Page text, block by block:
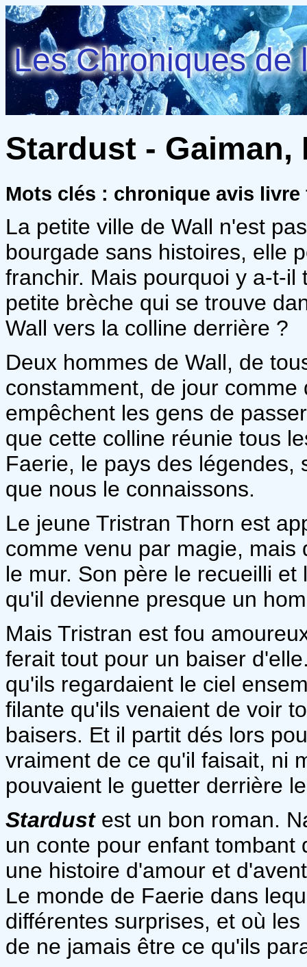
Les Chroniques de
Stardust - Gaiman,
Mots clés : chronique avis
La petite ville de Wall n'est
bourgade sans histoires, elle
franchir. Mais pourquoi y a-t-
petite brèche qui se trouve
Wall vers la colline derrière ?
Deux hommes de Wall, de
constamment, de jour
empêchent les gens de
que cette colline réunie tous
Faerie, le pays des légendes,
que nous le connaissons.
Le jeune Tristran Thorn est
comme venu par magie,
le mur. Son père le recueilli
qu'il devienne presque un
Mais Tristran est fou
ferait tout pour un baiser
qu'ils regardaient le ciel
filante qu'ils venaient de voir
baisers. Et il partit dés lors
vraiment de ce qu'il faisait, ni
pouvaient le guetter derrière
Stardustest un bon roman.
un conte pour enfant
une histoire d'amour et
Le monde de Faerie dans
différentes surprises, et où
de ne jamais être ce qu'ils